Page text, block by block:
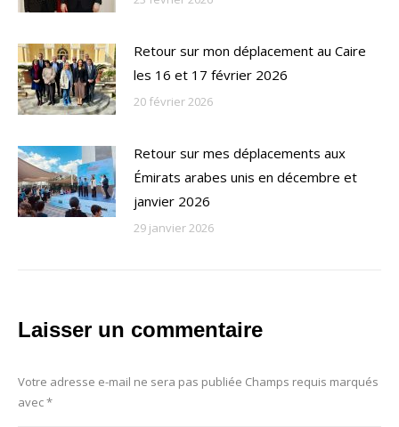
Retour sur mon déplacement au Caire
les 16 et 17 février 2026
20 février 2026
Retour sur mes déplacements aux
Émirats arabes unis en décembre et
janvier 2026
29 janvier 2026
Laisser un commentaire
Votre adresse e-mail ne sera pas publiée Champs requis marqués
avec*